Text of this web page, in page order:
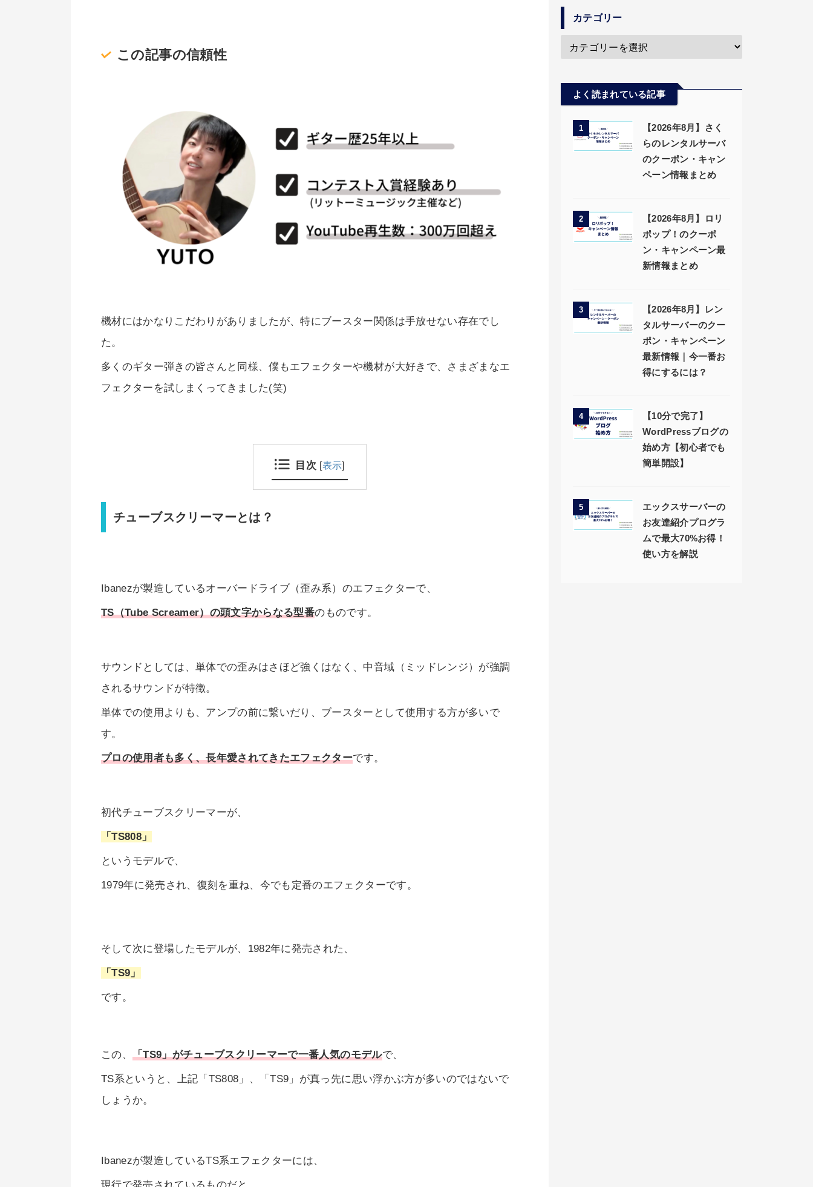
この記事の信頼性
機材にはかなりこだわりがありましたが、特にブースター関係は手放せない存在でし
た。
多くのギター弾きの皆さんと同様、僕もエフェクターや機材が大好きで、さまざまなエ
フェクターを試しまくってきました(笑)
目次 [表示]
チューブスクリーマーとは？
Ibanezが製造しているオーバードライブ（歪み系）のエフェクターで、
TS（Tube Screamer）の頭文字からなる型番のものです。
サウンドとしては、単体での歪みはさほど強くはなく、中音域（ミッドレンジ）が強調
されるサウンドが特徴。
単体での使用よりも、アンプの前に繋いだり、ブースターとして使用する方が多いで
す。
プロの使用者も多く、長年愛されてきたエフェクターです。
初代チューブスクリーマーが、
「TS808」
というモデルで、
1979年に発売され、復刻を重ね、今でも定番のエフェクターです。
そして次に登場したモデルが、1982年に発売された、
「TS9」
です。
この、「TS9」がチューブスクリーマーで一番人気のモデルで、
TS系というと、上記「TS808」、「TS9」が真っ先に思い浮かぶ方が多いのではないで
しょうか。
Ibanezが製造しているTS系エフェクターには、
カテゴリー
よく読まれている記事
1
【2026年8月】さく
らのレンタルサーバ
のクーポン・キャン
ペーン情報まとめ
2
【2026年8月】ロリ
ポップ！のクーポ
ン・キャンペーン最
新情報まとめ
3
【2026年8月】レン
タルサーバーのクー
ポン・キャンペーン
最新情報｜今一番お
得にするには？
4
【10分で完了】
WordPressブログの
始め方【初心者でも
簡単開設】
5
エックスサーバーの
お友達紹介プログラ
ムで最大70%お得！
使い方を解説